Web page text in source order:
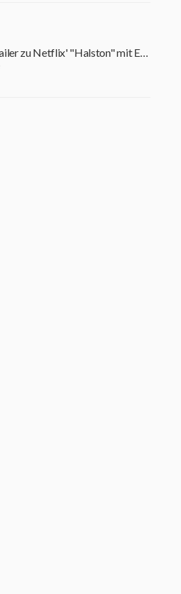
Sex, Drugs & Fashion: Trailer zu Netflix' "Halston" mit Ewan McGregor erschienen